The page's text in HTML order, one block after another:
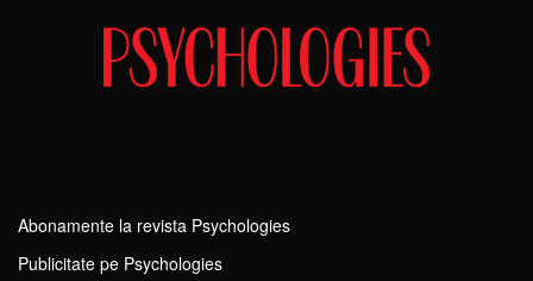
Abonamente la revista Psychologies
Publicitate pe Psychologies